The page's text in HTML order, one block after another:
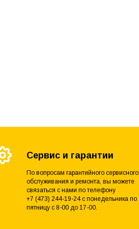
Сервис и гарантии
По вопросам гарантийного сервисного
обслуживания и ремонта, вы можете
связаться с нами по телефону
+7 (473) 244-19-24 с понедельника по
пятницу с 8-00 до 17-00.